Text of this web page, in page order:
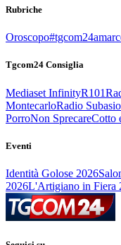
Rubriche
Oroscopo
Tgcom24 Consiglia
Mediaset InfinityR101
MontecarloRadio Subasio
PorroNon SprecareCotto
Eventi
Identità Golose 2026
2026L'Artigiano in Fiera